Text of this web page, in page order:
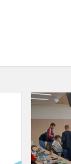
Integruota
mokinių
STEAM
veikla